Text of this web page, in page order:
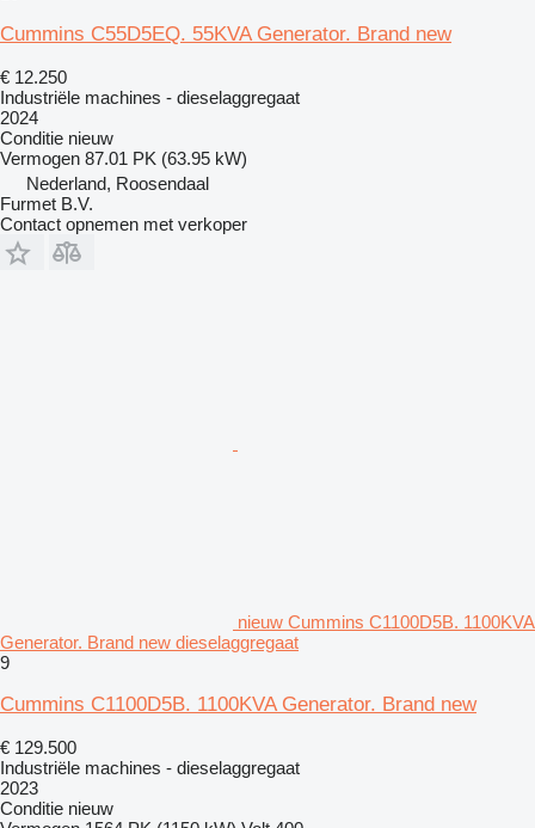
Cummins C55D5EQ. 55KVA Generator. Brand new
€ 12.250
Industriële machines - dieselaggregaat
2024
Conditie nieuw
Vermogen 87.01 PK (63.95 kW)
Nederland, Roosendaal
Furmet B.V.
Contact opnemen met verkoper
nieuw Cummins C1100D5B. 1100KVA
Generator. Brand new dieselaggregaat
9
Cummins C1100D5B. 1100KVA Generator. Brand new
€ 129.500
Industriële machines - dieselaggregaat
2023
Conditie nieuw